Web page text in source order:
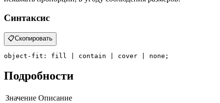
Синтаксис
📋Скопировать
object-fit : fill | contain | cover | none;
Подробности
Значение Описание